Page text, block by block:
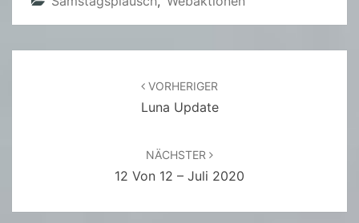
VORHERIGER
Luna Update
NÄCHSTER
12 Von 12 – Juli 2020